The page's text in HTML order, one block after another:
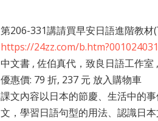
第206-331講請買早安日語進階教材
https://24zz.com/
中文書 , 佐伯真代，致良日語工作
優惠價: 79 折, 237 元 放入購物車
課文內容以日本的節慶、生活中的
文，學習日語句型的用法、認識日